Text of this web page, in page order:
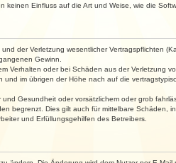
Einfluss auf die Art und Weise, wie die
der Verletzung wesentlicher Vertragspflichten
Gewinn.
Verhalten oder bei Schäden aus der Verletzung
im übrigen der Höhe nach auf die
Gesundheit oder vorsätzlichem oder grob
begrenzt. Dies gilt auch für mittelbare Schäden,
und Erfüllungsgehilfen des Betreibers.